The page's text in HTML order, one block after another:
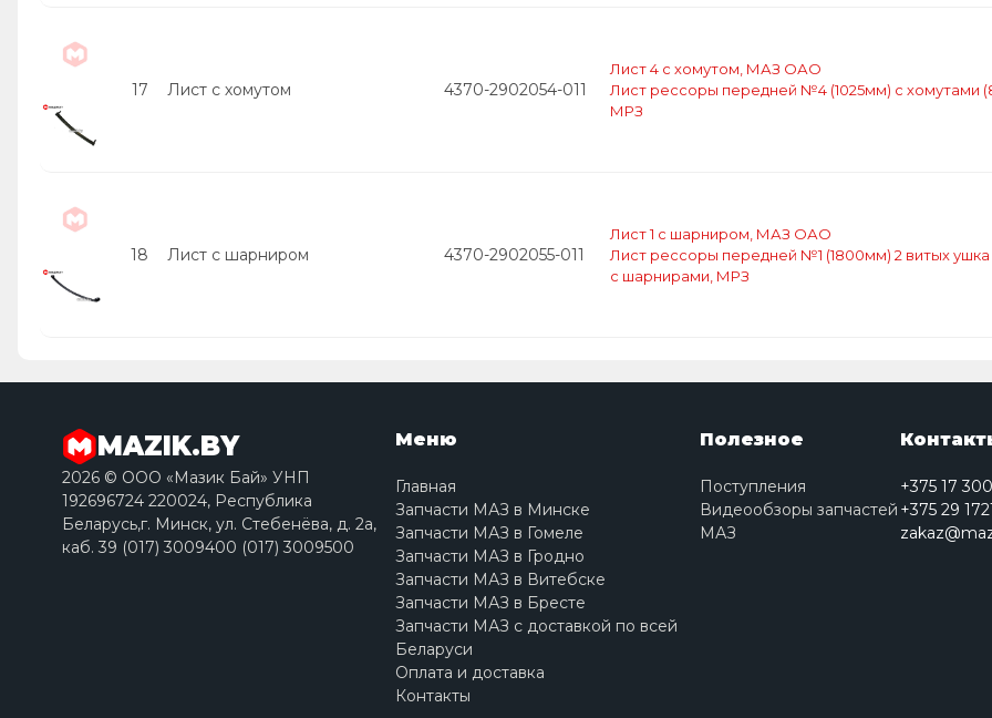
17 Лист с хомутом 4370-2902054-011
Лист 4 с хомутом, МАЗ ОАО
Лист рессоры передней №4 (1025мм) с хомутами
МРЗ
18 Лист с шарниром 4370-2902055-011
Лист 1 с шарниром, МАЗ ОАО
Лист рессоры передней №1 (1800мм) 2 витых ушка
с шарнирами, МРЗ
MAZIK.BY
2026 © ООО «Мазик Бай» УНП
192696724 220024, Республика
Беларусь,г. Минск, ул. Стебенёва, д. 2a,
каб. 39 (017) 3009400 (017) 3009500
Меню
Главная
Запчасти МАЗ в Минске
Запчасти МАЗ в Гомеле
Запчасти МАЗ в Гродно
Запчасти МАЗ в Витебске
Запчасти МАЗ в Бресте
Запчасти МАЗ с доставкой по всей
Беларуси
Оплата и доставка
Контакты
Полезное
Поступления
Видеообзоры запчастей
МАЗ
+375 17
+375 29